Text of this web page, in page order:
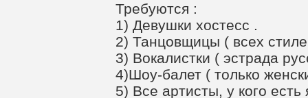
Требуются :
1) Девушки хостесс .
2) Танцовщицы ( всех
3) Вокалистки ( эстрада
4)Шоу-балет ( только
5) Все артисты, у кого